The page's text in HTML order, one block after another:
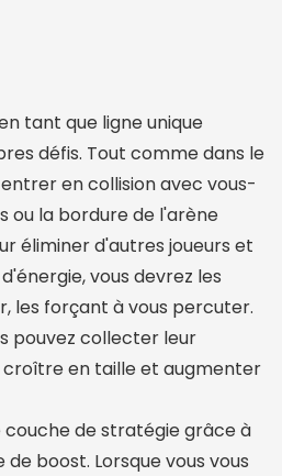
tant que ligne unique
défis. Tout comme dans le
en collision avec vous-
ou la bordure de l'arène
éliminer d'autres joueurs et
vous devrez les
les forçant à vous percuter.
pouvez collecter leur
en taille et augmenter
couche de stratégie grâce à
boost. Lorsque vous vous